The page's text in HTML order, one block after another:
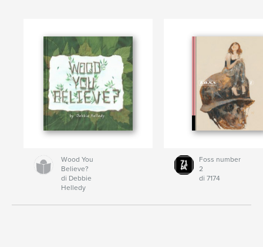
Wood You
Believe?
di Debbie
Helledy
Foss number
2
di 7174